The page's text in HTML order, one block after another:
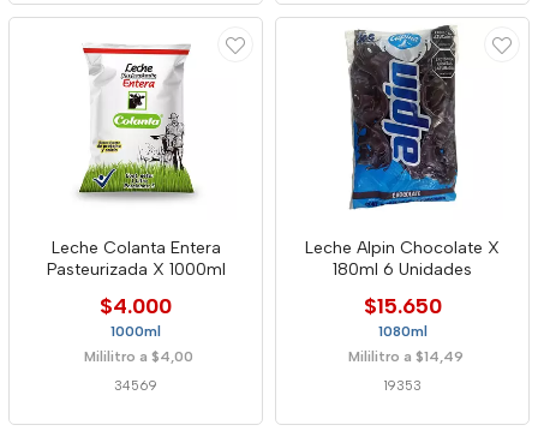
Leche Colanta Entera
Pasteurizada X 1000ml
$4.000
1000ml
Mililitro a $4,00
34569
Leche Alpin Chocolate X
180ml 6 Unidades
$15.650
1080ml
Mililitro a $14,49
19353